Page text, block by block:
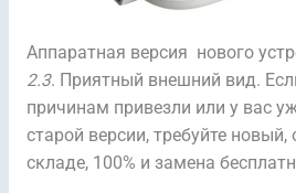
Аппаратная версия нового
2.3. Приятный внешний вид.
причинам привезли или у вас
старой версии, требуйте новый,
складе, 100% и замена